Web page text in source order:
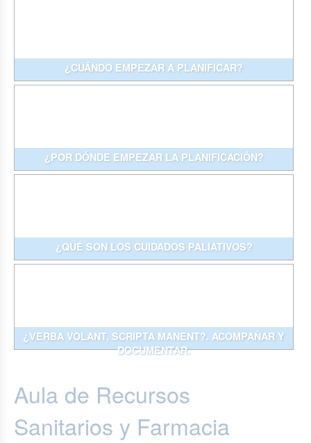
¿CUÁNDO EMPEZAR A PLANIFICAR?
¿POR DÓNDE EMPEZAR LA PLANIFICACIÓN?
¿QUÉ SON LOS CUIDADOS PALIATIVOS?
¿VERBA VOLANT, SCRIPTA MANENT?. ACOMPAÑAR Y
DOCUMENTAR.
Aula de Recursos
Sanitarios y Farmacia